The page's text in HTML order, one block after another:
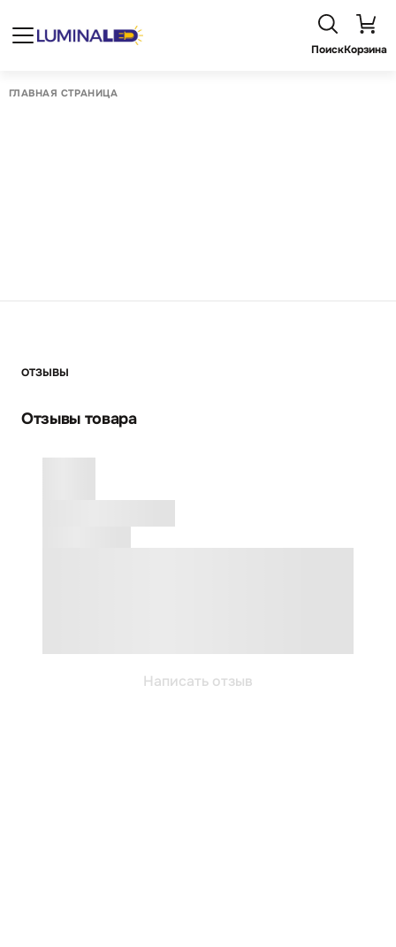
ПоискКорзина
ГЛАВНАЯ СТРАНИЦА
ОТЗЫВЫ
Отзывы товара
Написать отзыв